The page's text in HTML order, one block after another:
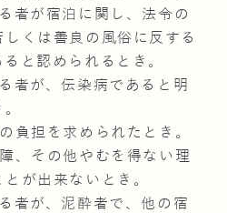
者が宿泊に関し、法令の
くは善良の風俗に反する
と認められるとき。
者が、伝染病であると明
負担を求められたとき。
、その他やむを得ない理
が出来ないとき。
者が、泥酔者で、他の宿